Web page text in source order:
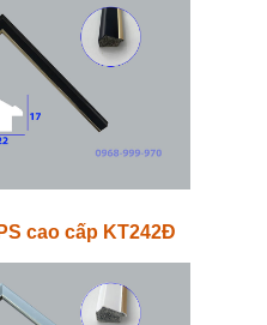
cao cấp KT242Đ